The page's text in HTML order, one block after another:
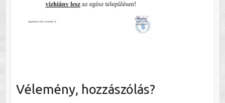
Vélemény, hozzászólás?